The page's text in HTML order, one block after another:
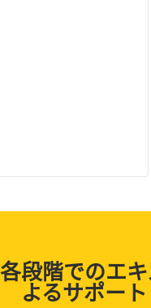
段階でのエ
よるサポート